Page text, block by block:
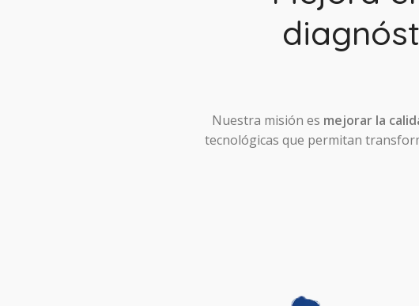
Nuestra misión es mejorar la
tecnológicas que permitan